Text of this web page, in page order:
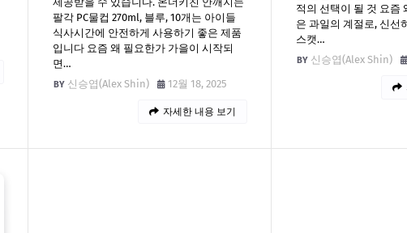
팔각 PC물컵 270ml, 블루, 10개는 아이들
식사시간에 안전하게 사용하기 좋은 제품
입니다 요즘 왜 필요한가 가을이 시작되
면…
신승엽(Alex Shin)
12월 18, 2025
자세한 내용 보기
적의 선택이 될 것 요즘
은 과일의 계절로, 신선
스캣…
신승엽(Alex Shin)